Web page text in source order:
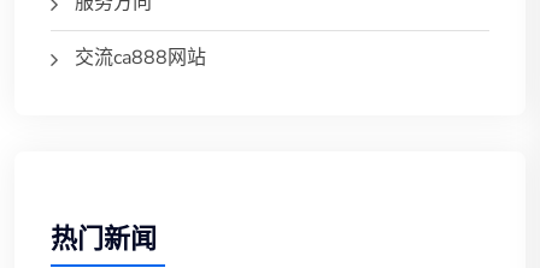
交流ca888网站
热门新闻